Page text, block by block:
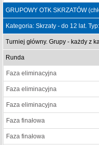
GRUPOWY OTK SKRZATÓW
Kategoria: Skrzaty - do 12 lat.
Turniej główny. Grupy - każdy z
Runda
Faza eliminacyjna
Faza eliminacyjna
Faza eliminacyjna
Faza finałowa
Faza finałowa